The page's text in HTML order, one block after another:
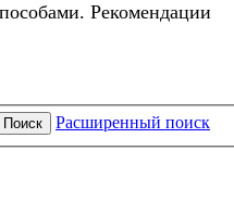
Рекомендации
Поиск Расширенный поиск